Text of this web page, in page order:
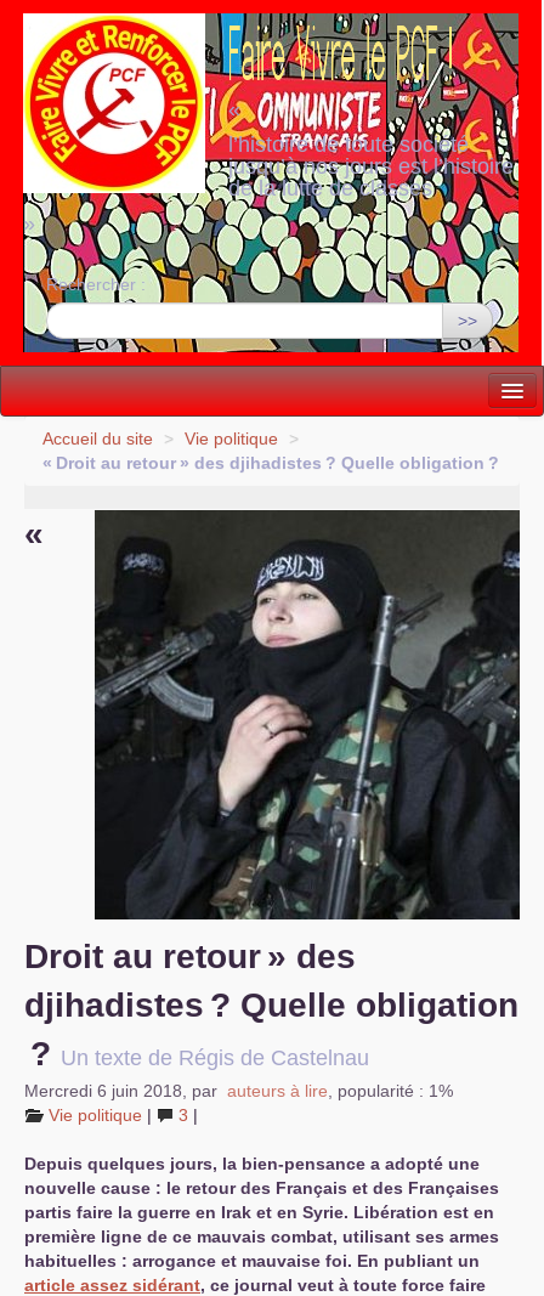
«
l’histoire de toute société
jusqu’à nos jours est l’histoire
de la lutte de classes
»
Rechercher :
>>
Vie politique
Internationale
Comprendre...
Vie du site
Accueil du site > Vie politique
>
« Droit au retour » des djihadistes ? Quelle obligation ?
«
Droit au retour» des
djihadistes ? Quelle obligation
? Un texte de Régis de Castelnau
Mercredi 6 juin 2018 par auteurs à lire
popularité : 1%
Vie politique | 3 |
Depuis quelques jours, la bien-pensance a adopté une
nouvelle cause : le retour des Français et des Françaises
partis faire la guerre en Irak et en Syrie. Libération est en
première ligne de ce mauvais combat, utilisant ses armes
habituelles : arrogance et mauvaise foi. En publiant un
article assez sidérant, ce journal veut à toute force faire